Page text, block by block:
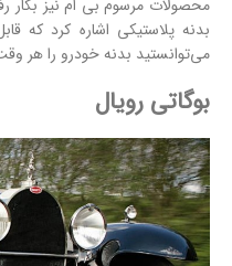
محصولات مرسوم بی ام نیز بکار
بدنه پلاستیکی اشاره کرد که
می‌توانستید بدنه خودرو را هر
بوگاتی رویال